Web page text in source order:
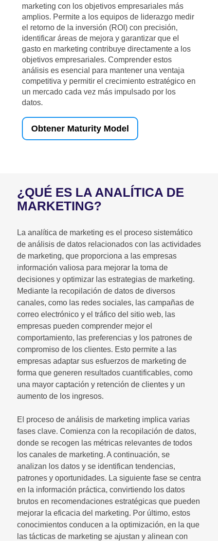
marketing con los objetivos empresariales más
amplios. Permite a los equipos de liderazgo medir
el retorno de la inversión (ROI) con precisión,
identificar áreas de mejora y garantizar que el
gasto en marketing contribuye directamente a los
objetivos empresariales. Comprender estos
análisis es esencial para mantener una ventaja
competitiva y permitir el crecimiento estratégico en
un mercado cada vez más impulsado por los
datos.
Obtener Maturity Model
¿QUÉ ES LA ANALÍTICA DE
MARKETING?
La analítica de marketing es el proceso sistemático
de análisis de datos relacionados con las actividades
de marketing, que proporciona a las empresas
información valiosa para mejorar la toma de
decisiones y optimizar las estrategias de marketing.
Mediante la recopilación de datos de diversos
canales, como las redes sociales, las campañas de
correo electrónico y el tráfico del sitio web, las
empresas pueden comprender mejor el
comportamiento, las preferencias y los patrones de
compromiso de los clientes. Esto permite a las
empresas adaptar sus esfuerzos de marketing de
forma que generen resultados cuantificables, como
una mayor captación y retención de clientes y un
aumento de los ingresos.
El proceso de análisis de marketing implica varias
fases clave. Comienza con la recopilación de datos,
donde se recogen las métricas relevantes de todos
los canales de marketing. A continuación, se
analizan los datos y se identifican tendencias,
patrones y oportunidades. La siguiente fase se centra
en la información práctica, convirtiendo los datos
brutos en recomendaciones estratégicas que pueden
mejorar la eficacia del marketing. Por último, estos
conocimientos conducen a la optimización, en la que
las tácticas de marketing se ajustan y alinean con